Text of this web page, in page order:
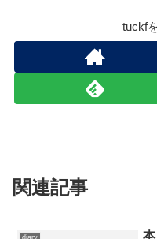
tuckf
関連記事